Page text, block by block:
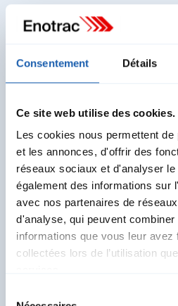
Consentement Détails
Ce site web utilise des cookies.
Les cookies nous permettent
et les annonces, d'offrir des
réseaux sociaux et d'analyser
également des informations sur
avec nos partenaires de
d'analyse, qui peuvent
informations que vous leur avez
collectées lors de l’utilisation
Domaine Energie
kevin.gafner@enotrac.com
Autres services